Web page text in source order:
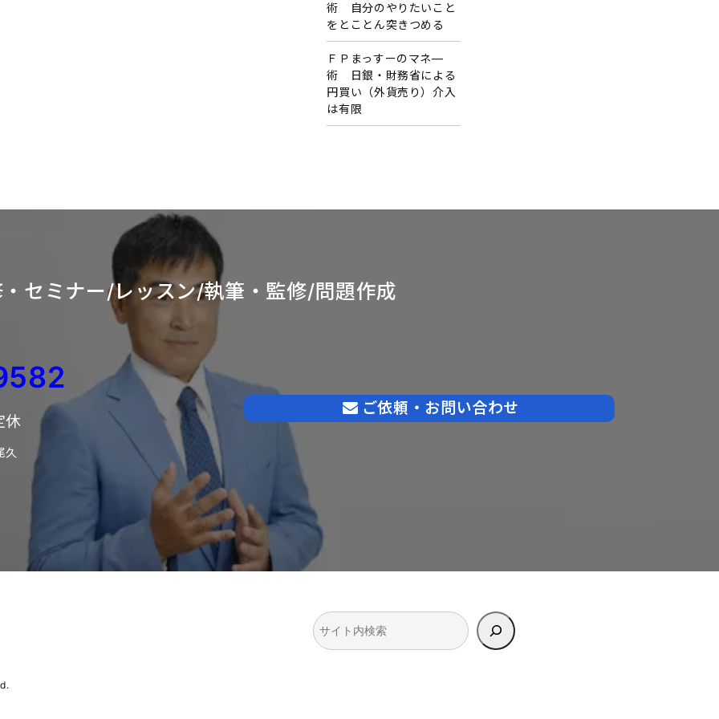
術 自分のやりたいこと
をとことん突きつめる
ＦＰまっすーのマネ―
術 日銀・財務省による
円買い（外貨売り）介入
は有限
セミナー/レッスン/執筆・監修/問題作成
休
久
ご依頼・お問い合わせ
検
索